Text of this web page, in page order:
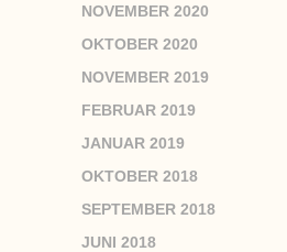
NOVEMBER 2020
OKTOBER 2020
NOVEMBER 2019
FEBRUAR 2019
JANUAR 2019
OKTOBER 2018
SEPTEMBER 2018
JUNI 2018